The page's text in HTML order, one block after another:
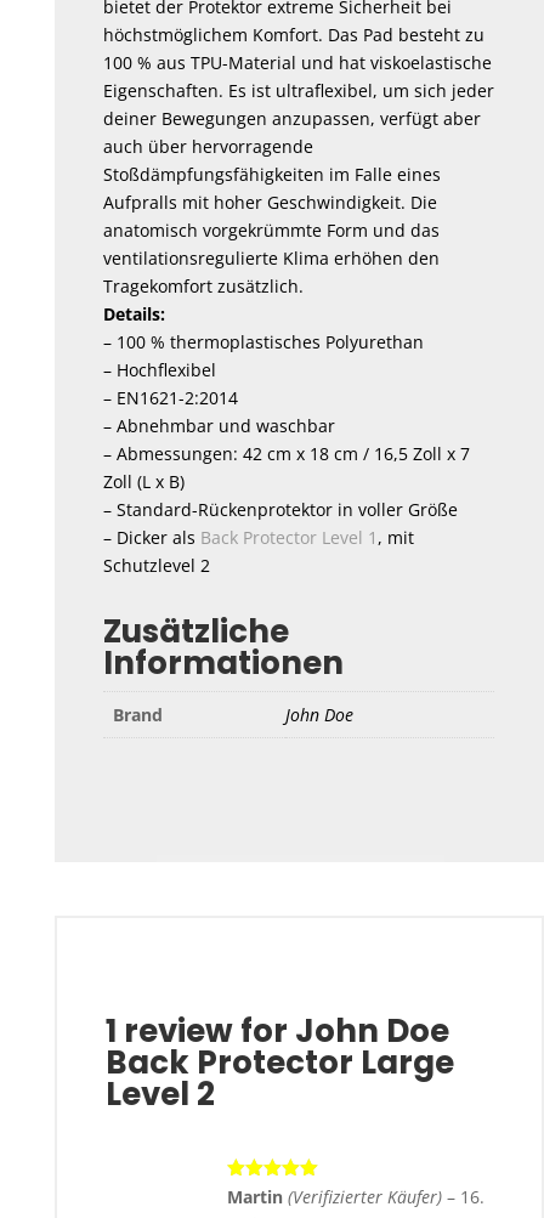
bietet der Protektor extreme Sicherheit bei
höchstmöglichem Komfort. Das Pad besteht zu
100 % aus TPU-Material und hat viskoelastische
Eigenschaften. Es ist ultraflexibel, um sich jeder
deiner Bewegungen anzupassen, verfügt aber
auch über hervorragende
Stoßdämpfungsfähigkeiten im Falle eines
Aufpralls mit hoher Geschwindigkeit. Die
anatomisch vorgekrümmte Form und das
ventilationsregulierte Klima erhöhen den
Tragekomfort zusätzlich.
Details:
– 100 % thermoplastisches Polyurethan
– Hochflexibel
– EN1621-2:2014
– Abnehmbar und waschbar
– Abmessungen: 42 cm x 18 cm / 16,5 Zoll x 7
Zoll (L x B)
– Standard-Rückenprotektor in voller Größe
– Dicker als Back Protector Level 1 , mit
Schutzlevel 2
Zusätzliche
Informationen
Brand John Doe
1 review for John Doe
Back Protector Large
Level 2
Bewertet
von 5
Martin (Verifizierter Käufer) – 16.